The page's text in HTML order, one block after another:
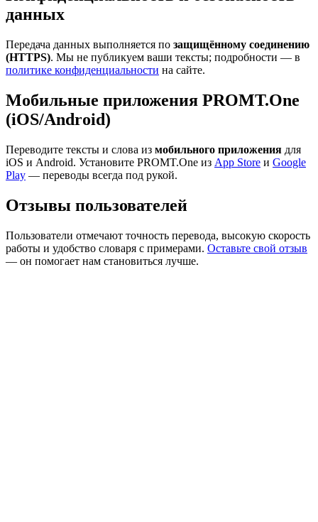
данных
Передача данных выполняется по защищённому соединению
(HTTPS). Мы не публикуем ваши тексты; подробности — в
политике конфиденциальности на сайте.
Мобильные приложения PROMT.One
(iOS/Android)
Переводите тексты и слова из мобильного приложения для
iOS и Android. Установите PROMT.One из App Store и Google
Play — переводы всегда под рукой.
Отзывы пользователей
Пользователи отмечают точность перевода, высокую скорость
работы и удобство словаря с примерами. Оставьте свой отзыв
— он помогает нам становиться лучше.